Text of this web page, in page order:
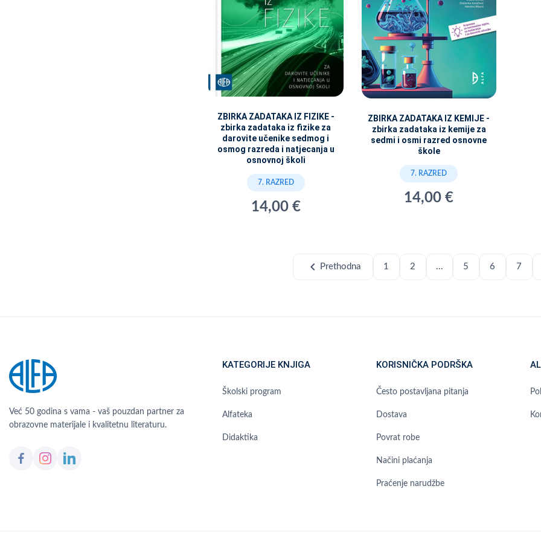
ZBIRKA ZADATAKA IZ FIZIKE -
zbirka zadataka iz fizike za
darovite učenike sedmog i
osmog razreda i natjecanja u
osnovnoj školi
7. RAZRED
14,00 €
ZBIRKA ZADATAKA IZ KEMIJE -
zbirka zadataka iz kemije za
sedmi i osmi razred osnovne
škole
7. RAZRED
14,00 €
chevron_left Prethodna 1 2 ... 5 6 7
Već 50 godina s vama - vaš pouzdan partner za
obrazovne materijale i kvalitetnu literaturu.
KATEGORIJE KNJIGA
Školski program
Alfateka
Didaktika
KORISNIČKA PODRŠKA
Često postavljana pitanja
Dostava
Povrat robe
Načini plaćanja
Praćenje narudžbe